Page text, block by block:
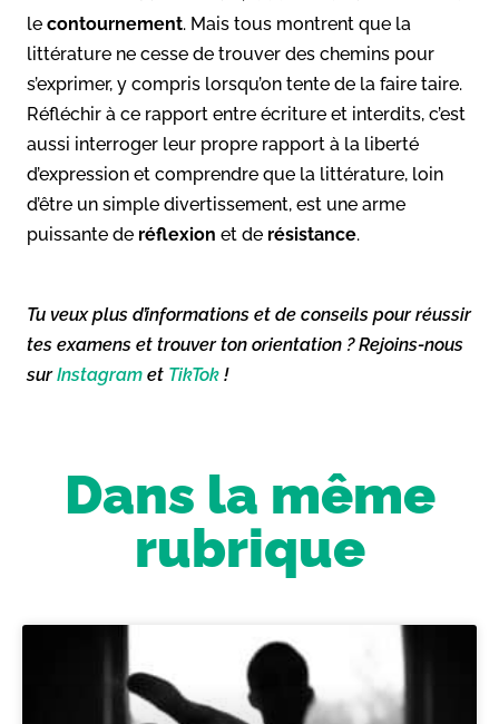
le contournement. Mais tous montrent que la
littérature ne cesse de trouver des chemins pour
s’exprimer, y compris lorsqu’on tente de la faire taire.
Réfléchir à ce rapport entre écriture et interdits, c’est
aussi interroger leur propre rapport à la liberté
d’expression et comprendre que la littérature, loin
d’être un simple divertissement, est une arme
puissante de réflexion et de résistance.
Tu veux plus d’informations et de conseils pour réussir
tes examens et trouver ton orientation ? Rejoins-nous
surInstagram et TikTok !
Dans la même
rubrique